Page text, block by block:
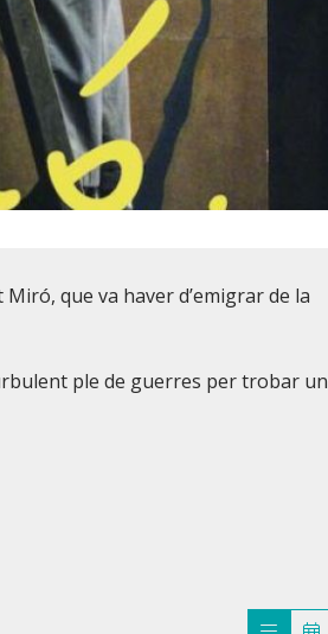
que va haver d’emigrar de la
ple de guerres per trobar un